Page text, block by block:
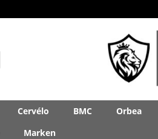
Cervélo BMC Orbea
Marken